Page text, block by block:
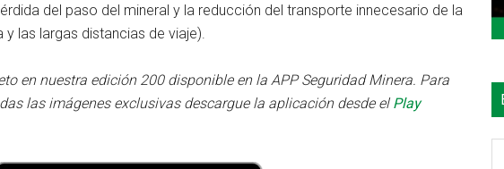
del paso del mineral y la reducción del transporte innecesario de la
las largas distancias de viaje).
en nuestra edición 200 disponible en la APP Seguridad Minera. Para
las imágenes exclusivas descargue la aplicación desde elPlay